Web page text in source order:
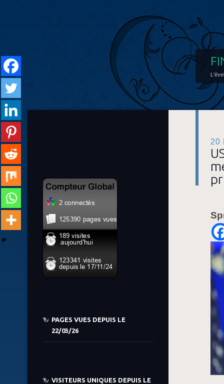
20
PAGES VUES DEPUIS LE
22/03/26
VISITEURS UNIQUES DEPUIS LE